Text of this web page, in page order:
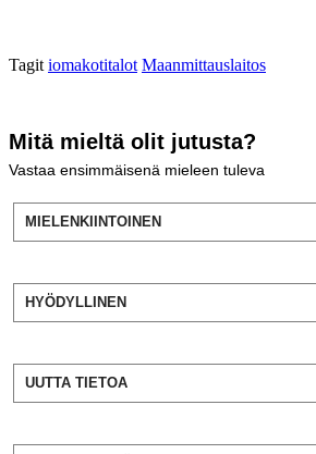
Tagit iomakotitalot Maanmittauslaitos
Mitä mieltä olit jutusta?
Vastaa ensimmäisenä mieleen tuleva
MIELENKIINTOINEN
HYÖDYLLINEN
UUTTA TIETOA